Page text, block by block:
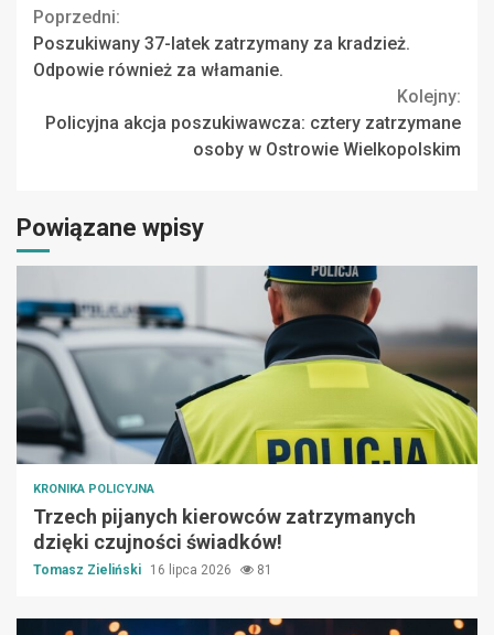
Continue
Reading
Poprzedni:
Poszukiwany 37-latek zatrzymany za kradzież.
Odpowie również za włamanie.
Kolejny:
Policyjna akcja poszukiwawcza: cztery zatrzymane
osoby w Ostrowie Wielkopolskim
Powiązane wpisy
KRONIKA POLICYJNA
Trzech pijanych kierowców zatrzymanych
dzięki czujności świadków!
Tomasz Zieliński 16 lipca 2026 81